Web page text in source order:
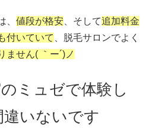
、 値段が格安 、そして追加料金
付いていて
、脱毛サロンでよく
ません( ｀ー´)ノ
ミュゼで体験し
いないです